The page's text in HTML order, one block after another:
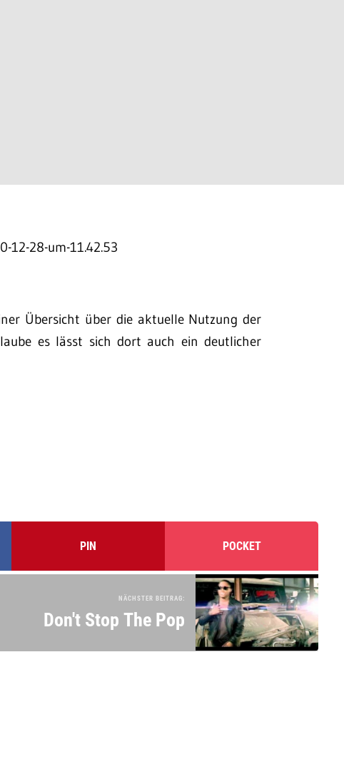
Übersicht über die aktuelle Nutzung der
es lässt sich dort auch ein deutlicher
PIN POCKET
NÄCHSTER BEITRAG:
Don't Stop The Pop